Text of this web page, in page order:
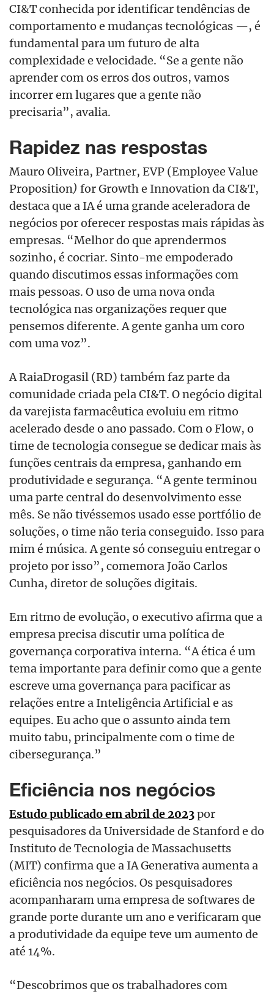
CI&T conhecida por identificar tendências de
comportamento e mudanças tecnológicas —, é
fundamental para um futuro de alta
complexidade e velocidade. “Se a gente não
aprender com os erros dos outros, vamos
incorrer em lugares que a gente não
precisaria”, avalia.
Rapidez nas respostas
Mauro Oliveira, Partner, EVP (Employee Value
Proposition) for Growth e Innovation da CI&T,
destaca que a IA é uma grande aceleradora de
negócios por oferecer respostas mais rápidas às
empresas. “Melhor do que aprendermos
sozinho, é cocriar. Sinto-me empoderado
quando discutimos essas informações com
mais pessoas. O uso de uma nova onda
tecnológica nas organizações requer que
pensemos diferente. A gente ganha um coro
com uma voz”.
A RaiaDrogasil (RD) também faz parte da
comunidade criada pela CI&T. O negócio digital
da varejista farmacêutica evoluiu em ritmo
acelerado desde o ano passado. Com o Flow, o
time de tecnologia consegue se dedicar mais às
funções centrais da empresa, ganhando em
produtividade e segurança. “A gente terminou
uma parte central do desenvolvimento esse
mês. Se não tivéssemos usado esse portfólio de
soluções, o time não teria conseguido. Isso para
mim é música. A gente só conseguiu entregar o
projeto por isso”, comemora João Carlos
Cunha, diretor de soluções digitais.
Em ritmo de evolução, o executivo afirma que a
empresa precisa discutir uma política de
governança corporativa interna. “A ética é um
tema importante para definir como que a gente
escreve uma governança para pacificar as
relações entre a Inteligência Artificial e as
equipes. Eu acho que o assunto ainda tem
muito tabu, principalmente com o time de
cibersegurança.”
Eficiência nos negócios
Estudo publicado em abril de 2023por
pesquisadores da Universidade de Stanford e do
Instituto de Tecnologia de Massachusetts
(MIT) confirma que a IA Generativa aumenta a
eficiência nos negócios. Os pesquisadores
acompanharam uma empresa de softwares de
grande porte durante um ano e verificaram que
a produtividade da equipe teve um aumento de
até 14%.
“Descobrimos que os trabalhadores com